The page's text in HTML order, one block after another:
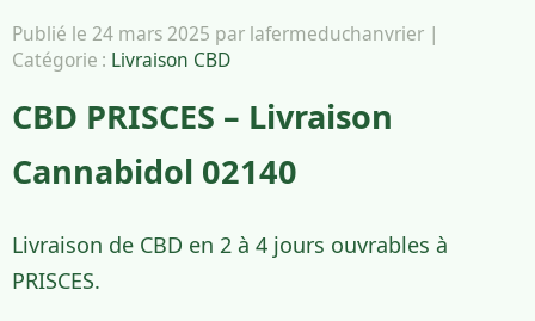
Publié le 24 mars 2025 par lafermeduchanvrier |
Catégorie : Livraison CBD
CBD PRISCES – Livraison
Cannabidol 02140
Livraison de CBD en 2 à 4 jours ouvrables à
PRISCES.